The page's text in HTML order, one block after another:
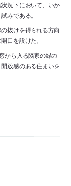
況下において、いか
みである。
抜けを得られる方向
口を設けた。
から入る隣家の緑の
放感のある住まいを